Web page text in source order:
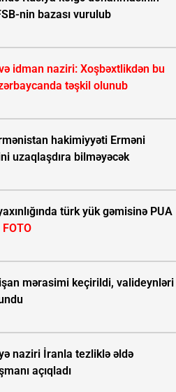
nin bazası vurulub
idman naziri: Xoşbəxtlikdən bu
təşkil olunub
hakimiyyəti Erməni
uzaqlaşdıra bilməyəcək
türk yük gəmisinə PUA
FOTO
mərasimi keçirildi, valideynləri
naziri İranla tezliklə əldə
açıqladı